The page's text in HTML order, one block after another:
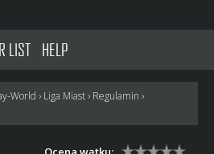
LIST HELP
World › Liga Miast› Regulamin ›